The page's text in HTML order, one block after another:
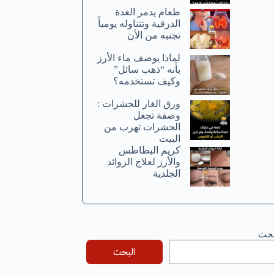
طعام يدمر الغدة
الدرقية وتتناوله يومياً
تجنبه من الأن
لماذا يوصف ماء الأرز
بأنه “ذهب سائل”
وكيف تستخدمه؟
ورق الغار للحشرات :
وصفة تجعل
الحشرات تهرب من
البيت
كريم البطاطس
والأرز لعلاج الزوائد
الجلدية
البحث